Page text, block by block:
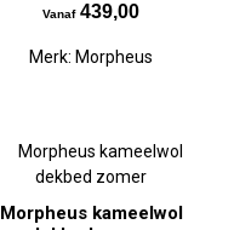
Vanaf439,00
Merk: Morpheus
Morpheus kameelwol